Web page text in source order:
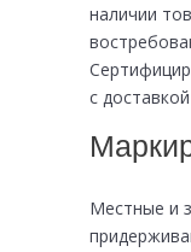
наличии
с
Местные и